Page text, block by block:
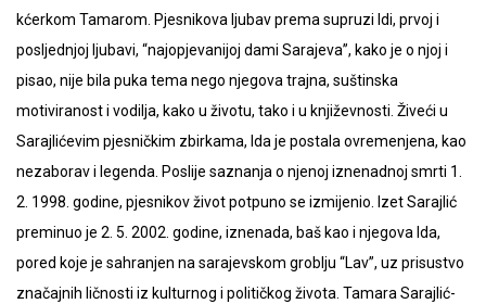
kćerkom Tamarom. Pjesnikova ljubav prema supruzi Idi, prvoj i
posljednjoj ljubavi, “najopjevanijoj dami Sarajeva”, kako je o njoj i
pisao, nije bila puka tema nego njegova trajna, suštinska
motiviranost i vodilja, kako u životu, tako i u književnosti. Živeći u
Sarajlićevim pjesničkim zbirkama, Ida je postala ovremenjena, kao
nezaborav i legenda. Poslije saznanja o njenoj iznenadnoj smrti 1.
2. 1998. godine, pjesnikov život potpuno se izmijenio. Izet Sarajlić
preminuo je 2. 5. 2002. godine, iznenada, baš kao i njegova Ida,
pored koje je sahranjen na sarajevskom groblju “Lav”, uz prisustvo
značajnih ličnosti iz kulturnog i političkog života. Tamara Sarajlić-